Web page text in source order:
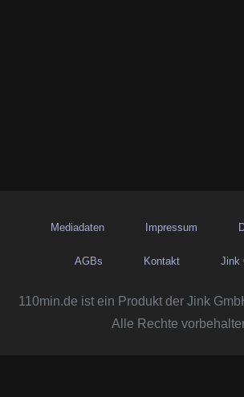
Mediadaten Impressum
AGBs Kontakt Jink
110min.de ist ein Produkt der Jink
Alle Rechte